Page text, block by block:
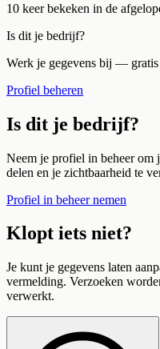
10 keer bekeken in de
Is dit je bedrijf?
Werk je gegevens bij —
Profiel beheren
Is dit je bedrijf?
Neem je profiel in beheer om
delen en je zichtbaarheid te
Profiel in beheer nemen
Klopt iets niet?
Je kunt je gegevens laten
vermelding. Verzoeken
verwerkt.